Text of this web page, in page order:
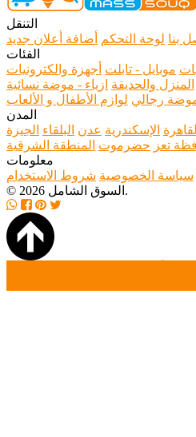
التنقل
بنا لوحة التحكم
أضافة أعلان جديد
الفئات
موبايل - تابلت أجهزة والكترونيات
المنزل والحديقة ازياء - موضة نسائية
موضة رجالي لوازم الأطفال و الألعاب
المدن
القاهرة الإسكندرية عدن البلقاء الجيزة
تعز حضرموت المنطقة الشرقية
معلومات
سياسة الخصوصية شروط الاستخدام
© 2026 السوق الشامل.